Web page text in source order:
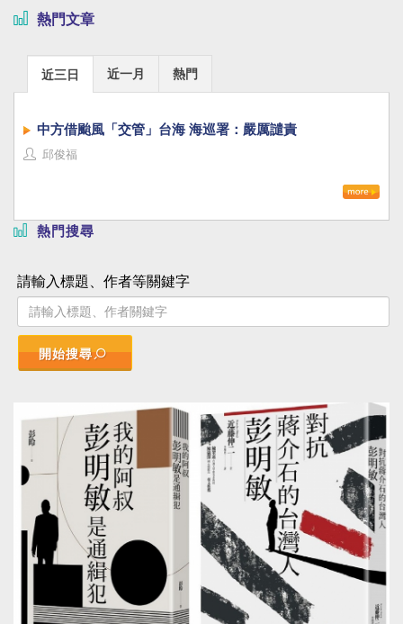
熱門文章
近三日 近一月 熱門
中方借颱風「交管」台海 海巡署：嚴厲譴責
邱俊福
熱門搜尋
請輸入標題、作者等關鍵字
開始搜尋